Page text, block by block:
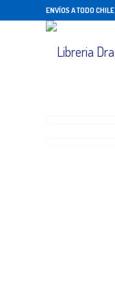
ENVÍOS A TODO CHILE